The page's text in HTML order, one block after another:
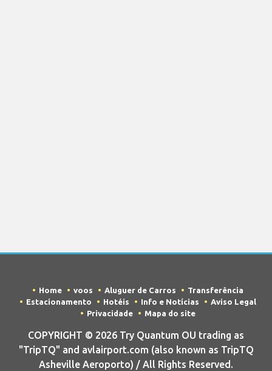
Home voos Aluguer de Carros
Transferência
Estacionamento
Hotéis Info e Notícias
Aviso Legal
Privacidade
Mapa do site
COPYRIGHT © 2026 Try Quantum OU trading as
"TripTQ" and avlairport.com (also known as TripTQ
Asheville Aeroporto) / All Rights Reserved.